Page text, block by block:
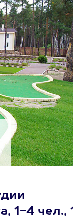
1-4 чел.,